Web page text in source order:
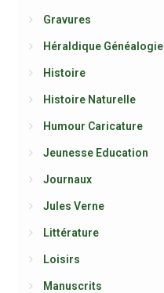
Gravures
Héraldique Généalogie
Histoire
Histoire Naturelle
Humour Caricature
Jeunesse Education
Journaux
Jules Verne
Littérature
Loisirs
Manuscrits